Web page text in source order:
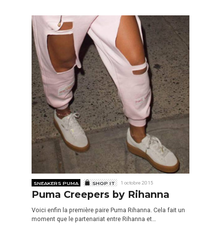
SNEAKERS PUMA SHOP IT 1 octobre 2015
Puma Creepers by Rihanna
Voici enfin la première paire Puma Rihanna. Cela fait un
moment que le partenariat entre Rihanna et…